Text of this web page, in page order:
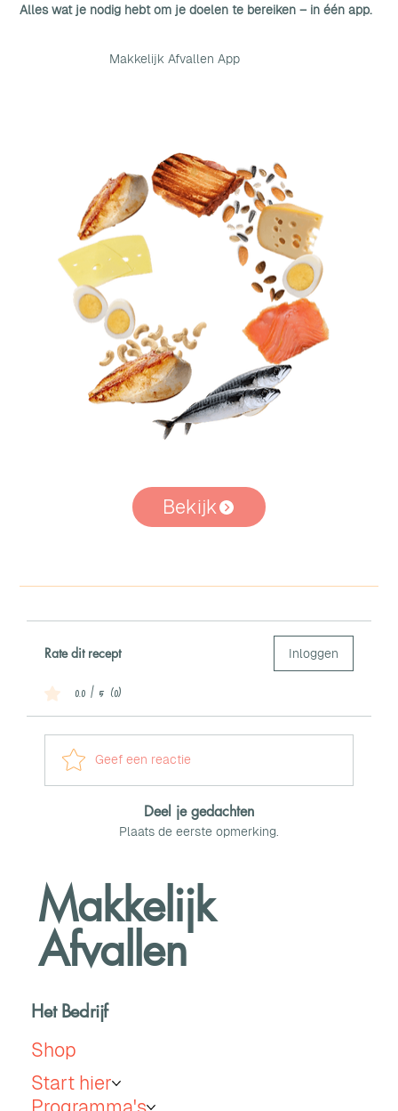
Alles wat je nodig hebt om je doelen te bereiken – in één app.
Makkelijk Afvallen App
Bekijk
Rate dit recept Inloggen
0.0 / 5 (0)
Geef een reactie
Deel je gedachten
Plaats de eerste opmerking.
Makkelijk
Afvallen
Het Bedrijf
Shop
Start hier